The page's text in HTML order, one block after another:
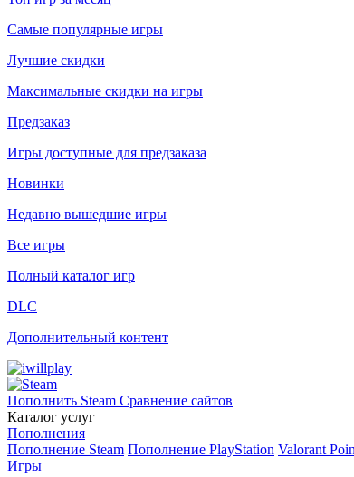
Самые популярные игры
Лучшие скидки
Максимальные скидки на игры
Предзаказ
Игры доступные для предзаказа
Новинки
Недавно вышедшие игры
Все игры
Полный каталог игр
DLC
Дополнительный контент
Пополнить Steam Сравнение сайтов
Каталог услуг
Пополнения
Пополнение Steam Пополнение PlayStation Valorant
Игры